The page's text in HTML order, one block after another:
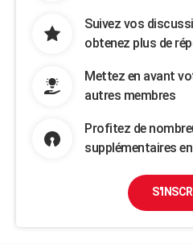
Suivez vos
obtenez plus de
Mettez en avant
autres membres
Profitez de
supplémentaires